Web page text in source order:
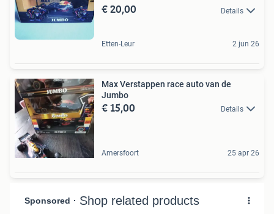
€ 20,00 Details
Etten-Leur 2 jun 26
Max Verstappen race auto van de
Jumbo
€ 15,00 Details
Amersfoort 25 apr 26